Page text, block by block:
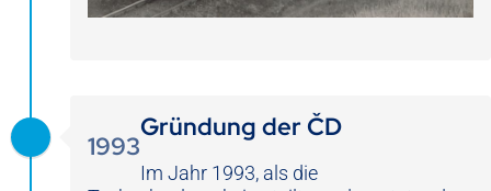
1993
Gründung der ČD
Im Jahr 1993, als die